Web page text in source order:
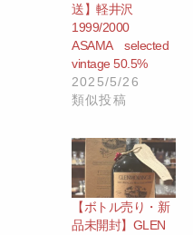
送】軽井沢
1999/2000
ASAMA selected
vintage 50.5%
2025/5/26
類似投稿
【ボトル売り・新
品未開封】GLEN